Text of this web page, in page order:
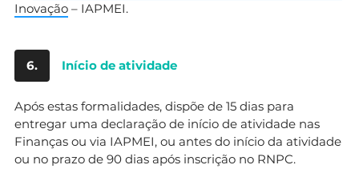
Inovação – IAPMEI.
6. Início de atividade
Após estas formalidades, dispõe de 15 dias para
entregar uma declaração de início de atividade nas
Finanças ou via IAPMEI, ou antes do início da atividade
ou no prazo de 90 dias após inscrição no RNPC.